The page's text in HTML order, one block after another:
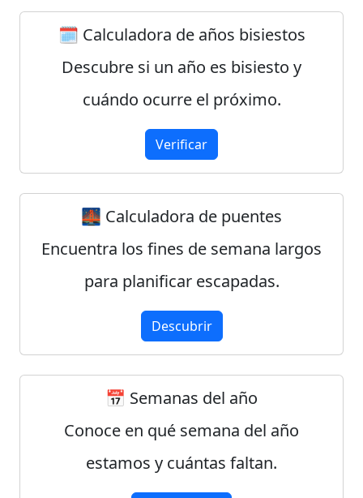
🗓️ Calculadora de años bisiestos
Descubre si un año es bisiesto y
cuándo ocurre el próximo.
Verificar
🌉 Calculadora de puentes
Encuentra los fines de semana largos
para planificar escapadas.
Descubrir
📅 Semanas del año
Conoce en qué semana del año
estamos y cuántas faltan.